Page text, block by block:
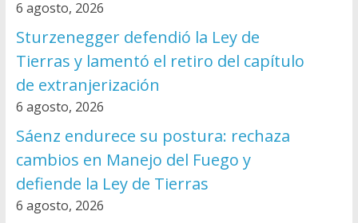
6 agosto, 2026
Sturzenegger defendió la Ley de
Tierras y lamentó el retiro del capítulo
de extranjerización
6 agosto, 2026
Sáenz endurece su postura: rechaza
cambios en Manejo del Fuego y
defiende la Ley de Tierras
6 agosto, 2026